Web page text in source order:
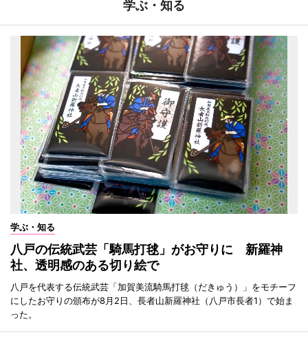
学ぶ・知る
学ぶ・知る
八戸の伝統武芸「騎馬打毬」がお守りに 新羅神
社、透明感のある切り絵で
八戸を代表する伝統武芸「加賀美流騎馬打毬（だきゅう）」をモチーフ
にしたお守りの頒布が8月2日、長者山新羅神社（八戸市長者1）で始ま
った。